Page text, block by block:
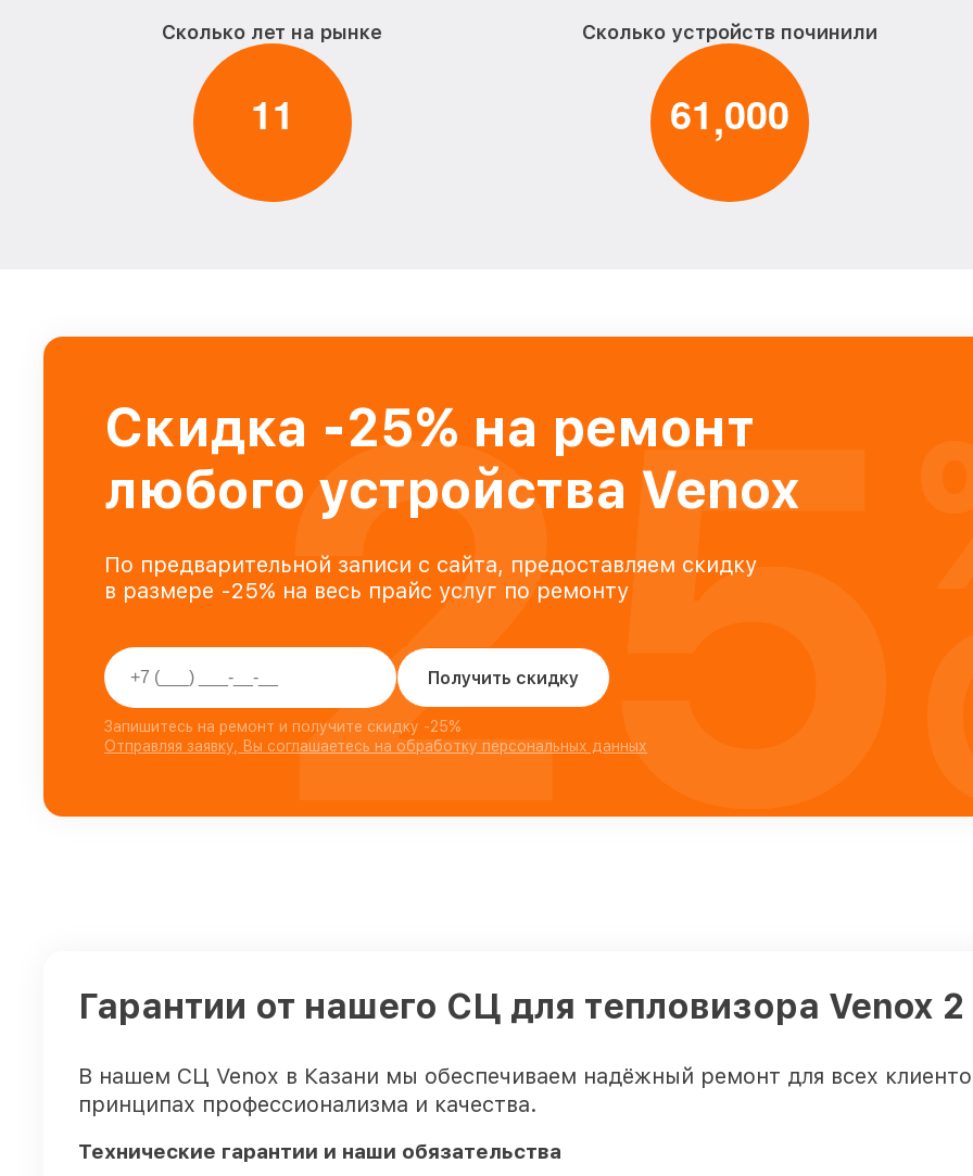
Сколько лет на рынке
11
Сколько устройств починили
61,000
Скидка -25% на ремонт
любого устройства Venox
По предварительной записи с сайта, предоставляем скидку
в размере -25% на весь прайс услуг по ремонту
Получить скидку
Запишитесь на ремонт и получите скидку -25%
Отправляя заявку, Вы соглашаетесь на обработку персональных данных
25
Гарантии от нашего СЦ для тепловизора Venox
В нашем СЦ Venox в Казани мы обеспечиваем надёжный ремонт для всех
принципах профессионализма и качества.
Технические гарантии и наши обязательства